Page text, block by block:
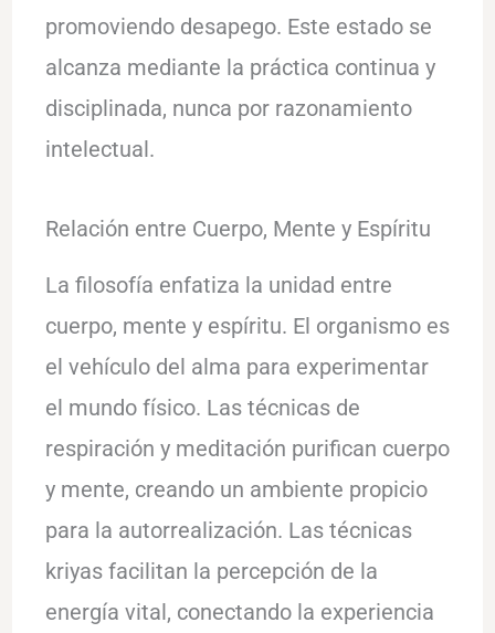
promoviendo desapego. Este estado se
alcanza mediante la práctica continua y
disciplinada, nunca por razonamiento
intelectual.
Relación entre Cuerpo, Mente y Espíritu
La filosofía enfatiza la unidad entre
cuerpo, mente y espíritu. El organismo es
el vehículo del alma para experimentar
el mundo físico. Las técnicas de
respiración y meditación purifican cuerpo
y mente, creando un ambiente propicio
para la autorrealización. Las técnicas
kriyas facilitan la percepción de la
energía vital, conectando la experiencia